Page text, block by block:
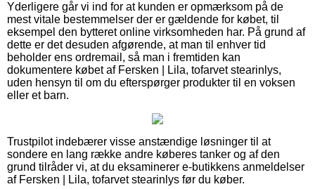
Yderligere går vi ind for at kunden er opmærksom på de
mest vitale bestemmelser der er gældende for købet, til
eksempel den bytteret online virksomheden har. På grund af
dette er det desuden afgørende, at man til enhver tid
beholder ens ordremail, så man i fremtiden kan
dokumentere købet af Fersken | Lila, tofarvet stearinlys,
uden hensyn til om du efterspørger produkter til en voksen
eller et barn.
Trustpilot indebærer visse anstændige løsninger til at
sondere en lang række andre køberes tanker og af den
grund tilråder vi, at du eksaminerer e-butikkens anmeldelser
af Fersken | Lila, tofarvet stearinlys før du køber.